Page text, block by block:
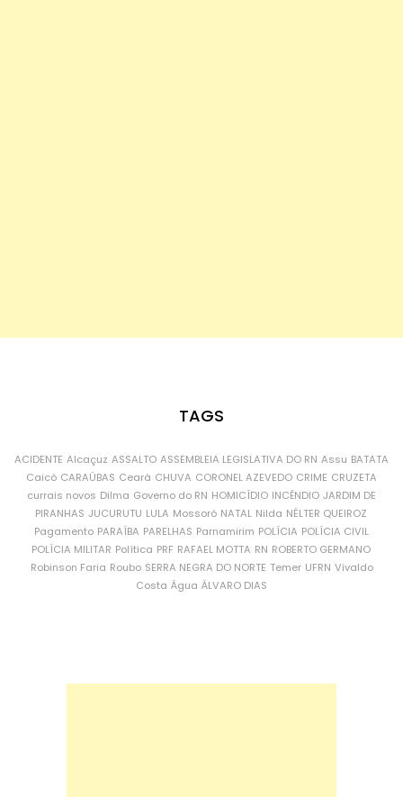
TAGS
ACIDENTE Alcaçuz ASSALTO ASSEMBLEIA LEGISLATIVA DO RN Assu BATATA
Caicó CARAÚBAS Ceará CHUVA CORONEL AZEVEDO CRIME CRUZETA
currais novos Dilma Governo do RN HOMICÍDIO INCÊNDIO JARDIM DE
PIRANHAS JUCURUTU LULA Mossoró NATAL Nilda NÉLTER QUEIROZ
Pagamento PARAÍBA PARELHAS Parnamirim POLÍCIA POLÍCIA CIVIL
POLÍCIA MILITAR Política PRF RAFAEL MOTTA RN ROBERTO GERMANO
Robinson Faria Roubo SERRA NEGRA DO NORTE Temer UFRN Vivaldo
Costa Água ÁLVARO DIAS